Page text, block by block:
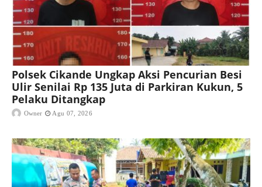
Polsek Cikande Ungkap Aksi Pencurian Besi
Ulir Senilai Rp 135 Juta di Parkiran Kukun, 5
Pelaku Ditangkap
Owner Agu 07, 2026